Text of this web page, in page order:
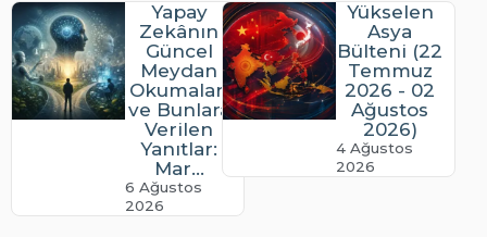
Yapay
Zekânın
Güncel
Meydan
Okumaları
ve Bunlara
Verilen
Yanıtlar:
Mar...
6 Ağustos
2026
Yükselen
Asya
Bülteni (22
Temmuz
2026 - 02
Ağustos
2026)
4 Ağustos
2026